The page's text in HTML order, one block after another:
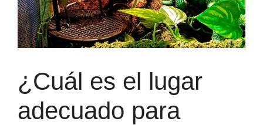
¿Cuál es el lugar
adecuado para